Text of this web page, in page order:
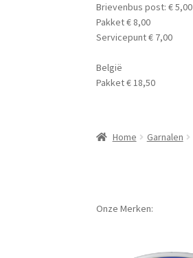
Brievenbus post: € 5,00
Pakket € 8,00
Servicepunt € 7,00
België
Pakket € 18,50
Home Garnalen
Onze Merken: